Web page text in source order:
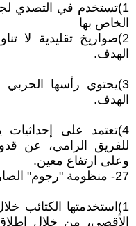
1)تستخدم في التصدي
الخاص بها
2)صواريخ تقليدية لا
الهدف.
3)يحتوي رأسها
الهدف.
4)تعتمد على إحداثيات
للفريق الرامي، عن
وعلى ارتفاع معين.
27- منظومة "رجوم" الصاروخية المحلية الصنع:
1)استخدمتها الكتائب
الأقصى، من خلال